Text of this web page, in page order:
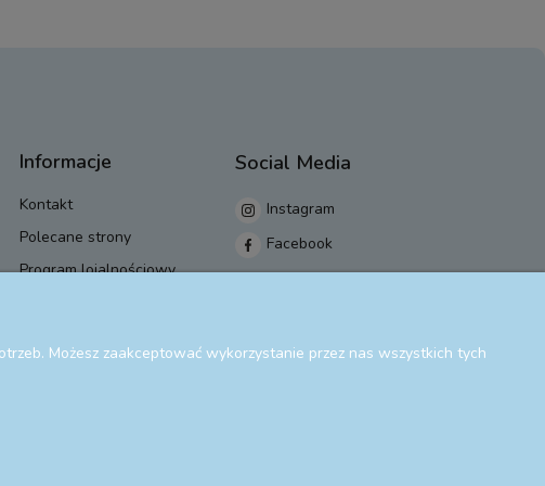
Informacje
Kontakt
Polecane strony
Program lojalnościowy
Social Media
Instagram
Facebook
Możesz zaakceptować wykorzystanie przez nas wszystkich tych